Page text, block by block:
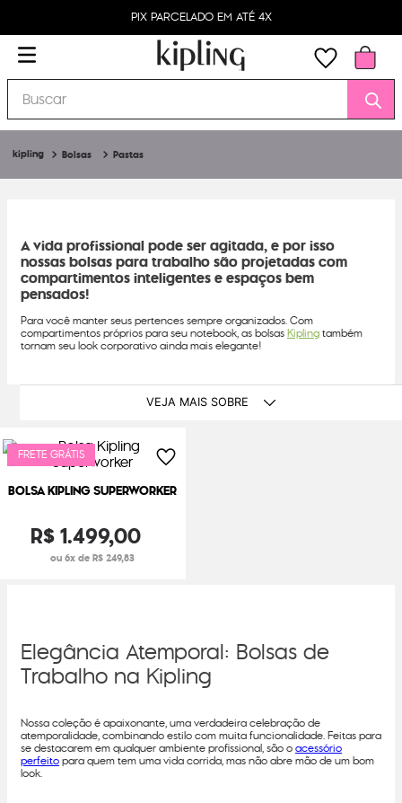
PIX PARCELADO EM ATÉ 4X
Buscar
Bolsas Pastas
A vida profissional pode ser agitada, e por isso
nossas bolsas para trabalho são projetadas com
compartimentos inteligentes e espaços bem
pensados!
Para você manter seus pertences sempre organizados. Com
compartimentos próprios para seu notebook, as bolsasKiplingtambém
tornam seu look corporativo ainda mais elegante!
VEJA MAIS SOBRE
FRETE GRÁTIS
BOLSA KIPLING SUPERWORKER
R$1.499,00
ou 6x de R$ 249,83
Elegância Atemporal: Bolsas de
Trabalho na Kipling
Nossa coleção é apaixonante, uma verdadeira celebração de
atemporalidade, combinando estilo com muita funcionalidade. Feitas para
se destacarem em qualquer ambiente profissional, são oacessório
perfeitopara quem tem uma vida corrida, mas não abre mão de um bom
look.